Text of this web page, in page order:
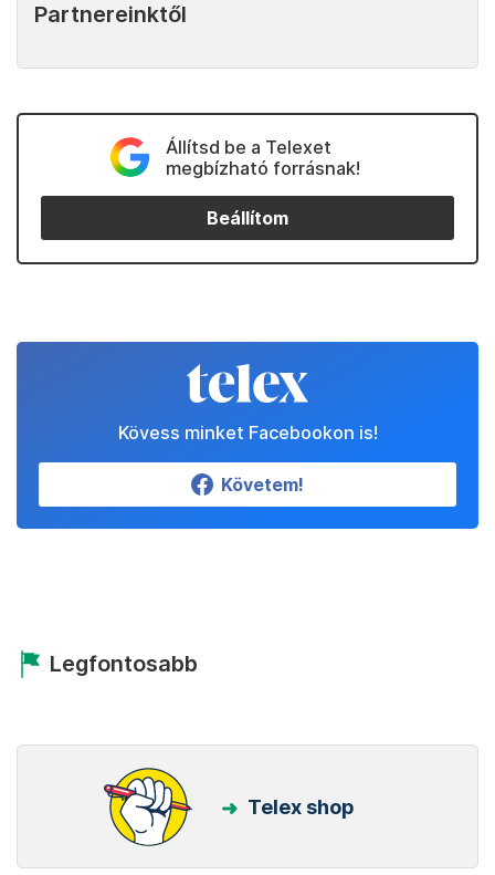
Partnereinktől
Állítsd be a Telexet
megbízható forrásnak!
Beállítom
Kövess minket Facebookon is!
Követem!
Legfontosabb
Telex shop